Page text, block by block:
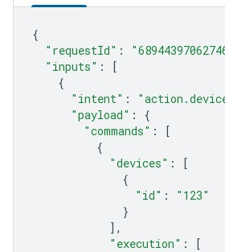
{
"requestId" :
"inputs" :
[
{
"intent" :
"payload" :
{
"commands" :
[
{
"devices" :
[
{
"id" :
"123"
}
],
"execution" : [